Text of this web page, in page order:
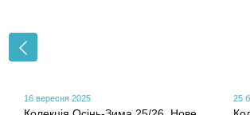
16 вересня 2025 25